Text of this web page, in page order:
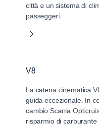
città e un sistema di
passeggeri.
V8
La catena cinematica
guida eccezionale. In
cambio Scania
risparmio di carburante